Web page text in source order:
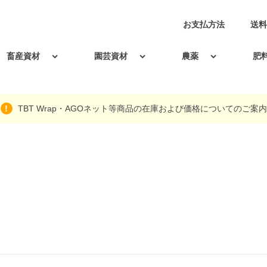
畜産資材 園芸資材 農薬 肥
お支払方法 送料
TBT Wrap・AGOネット等商品の在庫および価格についてのご案内